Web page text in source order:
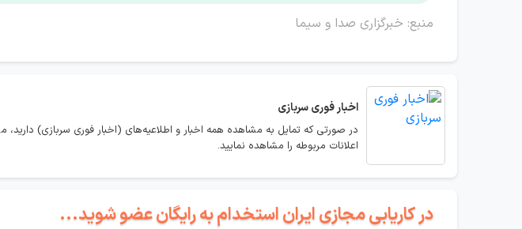
منبع: خبرگزاری صدا و سیما
اخبار فوری سربازی
در صورتی که تمایل به مشاهده همه اخبار و اطلاعیه‌های (اخبار فوری سربازی)
اعلانات مربوطه را مشاهده نمایید.
در کاریابی مجازی ایران استخدام به رایگان عضو شوید...